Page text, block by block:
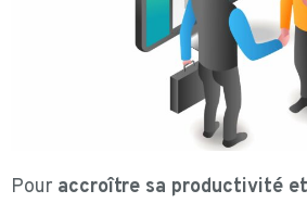
Pour accroître sa productivité